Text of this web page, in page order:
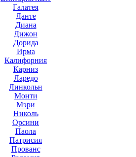
Галатея
Данте
Диана
Дижон
Дорида
Ирма
Калифорния
Карниз
Ларедо
Линкольн
Монти
Мэри
Николь
Орсини
Паола
Патрисия
Прованс